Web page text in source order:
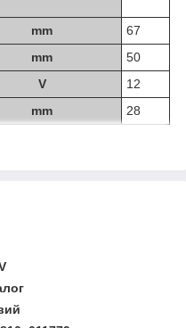
mm
67
mm
50
V
12
mm 28